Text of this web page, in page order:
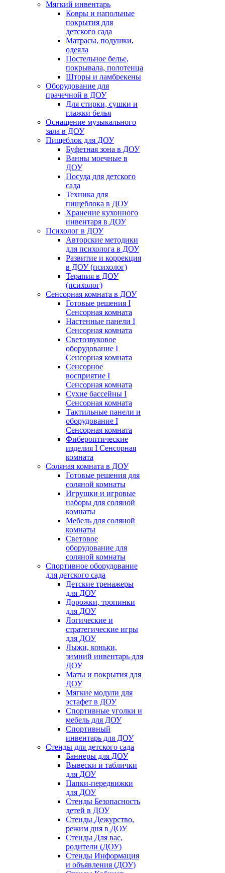
Мягкий инвентарь
Ковры и напольные
покрытия для
детского сада
Матрасы, подушки,
одеяла
Постельное белье,
покрывала, полотенца
Шторы и ламбрекены
Оборудование для
прачечной в ДОУ
Для стирки, сушки и
глажки белья
Оснащение музыкального
зала в ДОУ
Пищеблок для ДОУ
Буфетная зона в ДОУ
Ванны моечные в
ДОУ
Посуда для детского
сада
Техника для
пищеблока в ДОУ
Хранение кухонного
инвентаря в ДОУ
Психолог в ДОУ
Авторские методики
для психолога в ДОУ
Развитие и коррекция
в ДОУ (психолог)
Терапия в ДОУ
(психолог)
Сенсорная комната в ДОУ
Готовые решения I
Сенсорная комната
Настенные панели I
Сенсорная комната
Светозвуковое
оборудование I
Сенсорная комната
Сенсорное
восприятие I
Сенсорная комната
Сухие бассейны I
Сенсорная комната
Тактильные панели и
оборудование I
Сенсорная комната
Фибероптические
изделия I Сенсорная
комната
Соляная комната в ДОУ
Готовые решения для
соляной комнаты
Игрушки и игровые
наборы для соляной
комнаты
Мебель для соляной
комнаты
Световое
оборудование для
соляной комнаты
Спортивное оборудование
для детского сада
Детские тренажеры
для ДОУ
Дорожки, тропинки
для ДОУ
Логические и
стратегические игры
для ДОУ
Лыжи, коньки,
зимний инвентарь для
ДОУ
Маты и покрытия для
ДОУ
Мягкие модули для
эстафет в ДОУ
Спортивные уголки и
мебель для ДОУ
Спортивный
инвентарь для ДОУ
Стенды для детского сада
Баннеры для ДОУ
Вывески и таблички
для ДОУ
Папки-передвижки
для ДОУ
Стенды Безопасность
детей в ДОУ
Стенды Дежурство,
режим дня в ДОУ
Стенды Для вас,
родители (ДОУ)
Стенды Информация
и объявления (ДОУ)